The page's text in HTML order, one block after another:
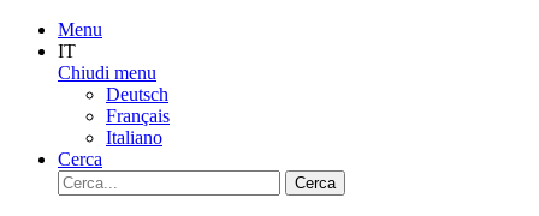
Menu
IT
Chiudi menu
Deutsch
Français
Italiano
Cerca
Cerca